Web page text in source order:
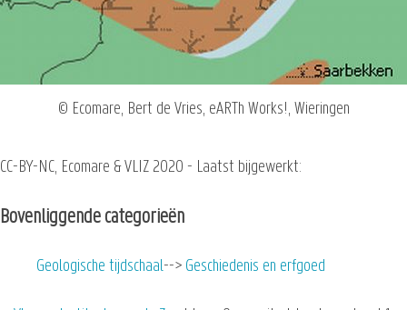
© Ecomare, Bert de Vries, eARTh Works!, Wieringen
CC-BY-NC, Ecomare & VLIZ 2020 - Laatst bijgewerkt:
Bovenliggende categorieën
Geologische tijdschaal Geschiedenis en erfgoed